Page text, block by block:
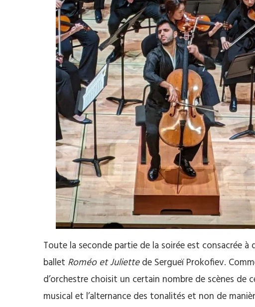
Toute la seconde partie de la soirée est consacrée
ballet Roméo et Juliettede Sergueï Prokofiev.
d’orchestre choisit un certain nombre de scènes de
musical et l’alternance des tonalités et non de